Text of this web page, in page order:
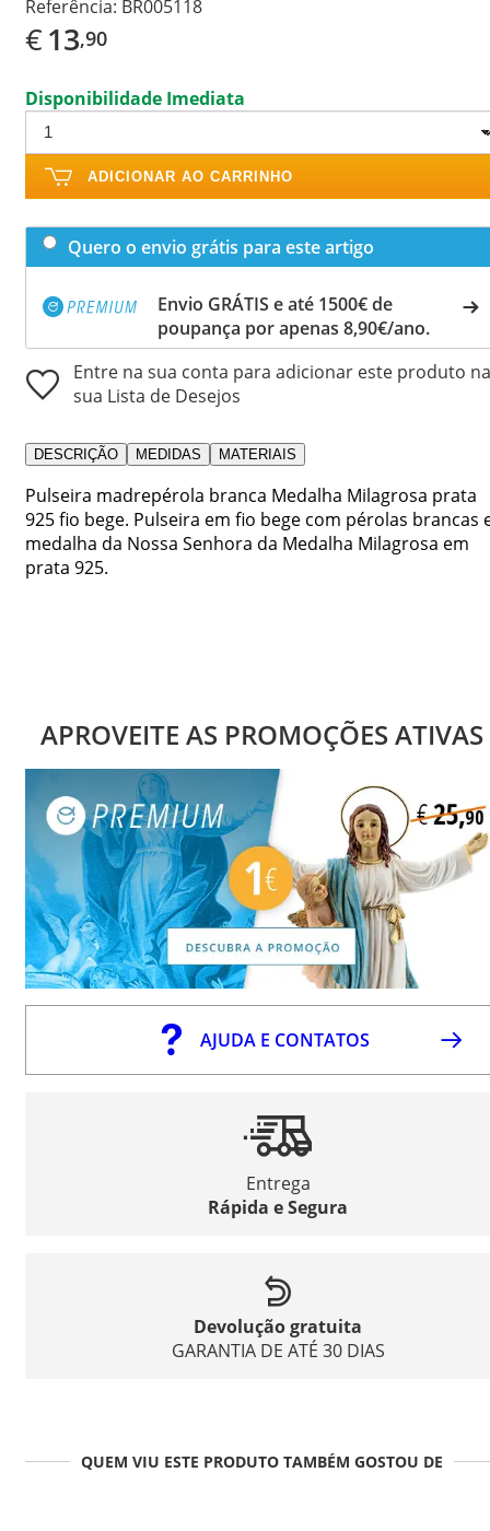
Referência: BR005118
€13,90
Disponibilidade Imediata
ADICIONAR AO CARRINHO
Quero o envio grátis para este artigo
Envio GRÁTIS e até 1500€ de
poupança por apenas 8,90€/ano.
Entre na sua conta para adicionar este produto na
sua Lista de Desejos
DESCRIÇÃO MEDIDAS MATERIAIS
Pulseira madrepérola branca Medalha Milagrosa prata
925 fio bege. Pulseira em fio bege com pérolas brancas
medalha da Nossa Senhora da Medalha Milagrosa em
prata 925.
APROVEITE AS PROMOÇÕES ATIVAS
AJUDA E CONTATOS
Entrega
Rápida e Segura
Devolução gratuita
GARANTIA DE ATÉ 30 DIAS
QUEM VIU ESTE PRODUTO TAMBÉM GOSTOU DE